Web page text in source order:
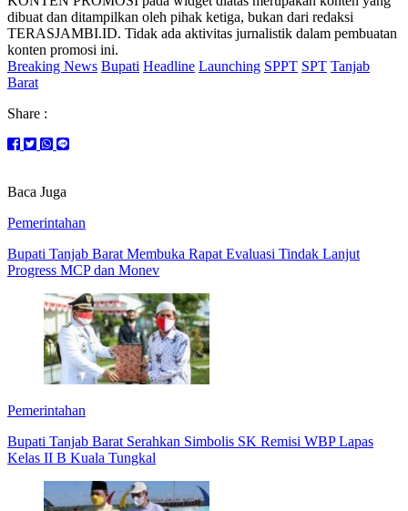
dibuat dan ditampilkan oleh pihak ketiga, bukan dari redaksi
TERASJAMBI.ID. Tidak ada aktivitas jurnalistik dalam pembuatan
konten promosi ini.
Breaking News Bupati Headline Launching SPPT SPT Tanjab
Barat
Share :
Baca Juga
Pemerintahan
Bupati Tanjab Barat Membuka Rapat Evaluasi Tindak Lanjut
Progress MCP dan Monev
Pemerintahan
Bupati Tanjab Barat Serahkan Simbolis SK Remisi WBP Lapas
Kelas II B Kuala Tungkal